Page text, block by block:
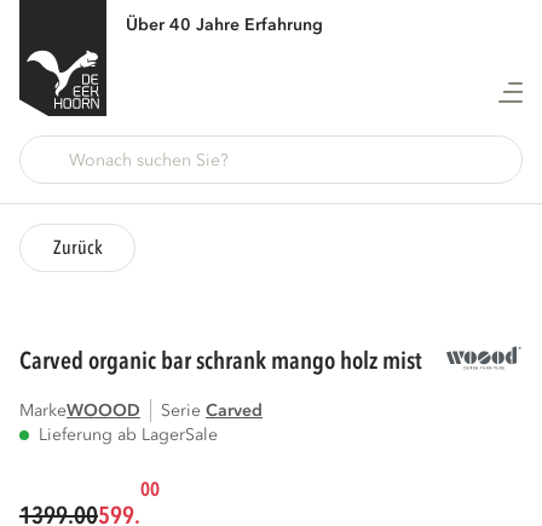
Über 40 Jahre Erfahrung
Zurück
carved organic bar schrank mango holz mist
MarkeWOOOD Serie
carved
Lieferung ab LagerSale
1399.00599.
00